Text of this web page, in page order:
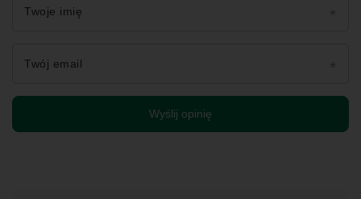
Twoje imię
Twój email
Wyślij opinię